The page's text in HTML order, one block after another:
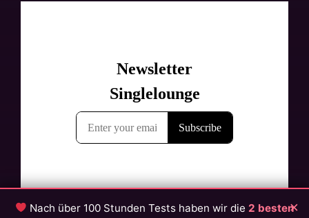
Nach über 100 Stunden Tests haben wir die2 besten×